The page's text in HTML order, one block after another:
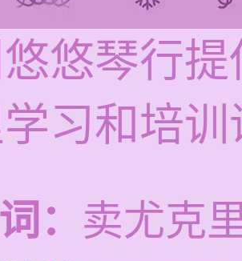
悠琴行
习和培
： 卖尤克